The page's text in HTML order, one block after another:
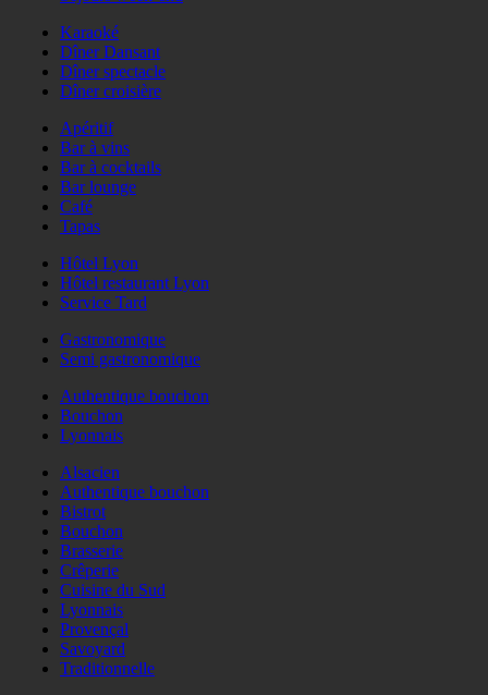
Karaoké
Dîner Dansant
Dîner spectacle
Dîner croisière
Apéritif
Bar à vins
Bar à cocktails
Bar lounge
Café
Tapas
Hôtel Lyon
Hôtel restaurant Lyon
Service Tard
Gastronomique
Semi gastronomique
Authentique bouchon
Bouchon
Lyonnais
Alsacien
Authentique bouchon
Bistrot
Bouchon
Brasserie
Crêperie
Cuisine du Sud
Lyonnais
Provençal
Savoyard
Traditionnelle